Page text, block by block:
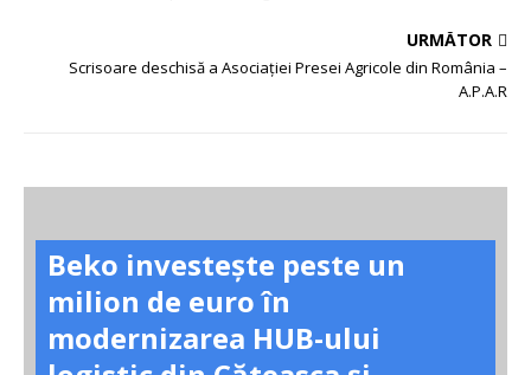
URMĂTOR
Scrisoare deschisă a Asociației Presei Agricole din România –
A.P.A.R
Beko investește peste un
milion de euro în
modernizarea HUB-ului